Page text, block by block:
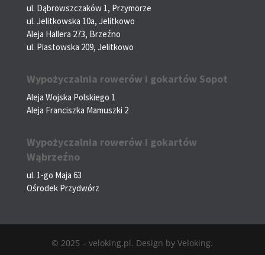
ul. Dąbrowszczaków 1, Przymorze
ul. Jelitkowska 10a, Jelitkowo
Aleja Hallera 273, Brzeźno
ul. Piastowska 209, Jelitkowo
Wypożyczalnia rowerów i gokartów Sopot
Aleja Wojska Polskiego 1
Aleja Franciszka Mamuszki 2
Wypożyczalnia rowerów i gokartów
Wąbrzeźno
ul. 1-go Maja 63
Ośrodek Przydwórz
© 2025 – veloking.pl. Design by Veloking.